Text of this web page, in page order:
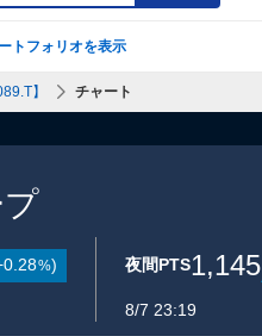
トフォリオを表示
】 チャート
%) 夜間PTS1,145
8/7 23:19